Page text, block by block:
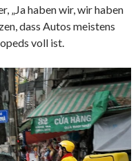
„Ja haben wir, wir haben
dass Autos meistens
voll ist.